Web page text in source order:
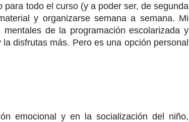
todo el curso (y a poder ser, de segunda
y organizarse semana a semana. Mi
de la programación escolarizada y
disfrutas más. Pero es una opción personal
emocional y en la socialización del niño,